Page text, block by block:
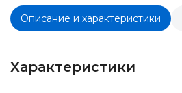
Описание и характеристики
Характеристики